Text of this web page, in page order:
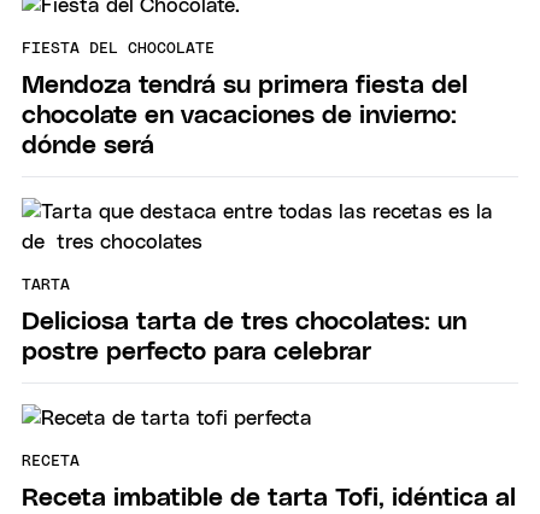
FIESTA DEL CHOCOLATE
Mendoza tendrá su primera fiesta del
chocolate en vacaciones de invierno:
dónde será
TARTA
Deliciosa tarta de tres chocolates: un
postre perfecto para celebrar
RECETA
Receta imbatible de tarta Tofi, idéntica al